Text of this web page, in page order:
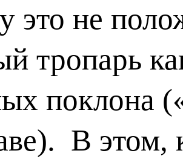
это не
тропарь
поклона
В этом,